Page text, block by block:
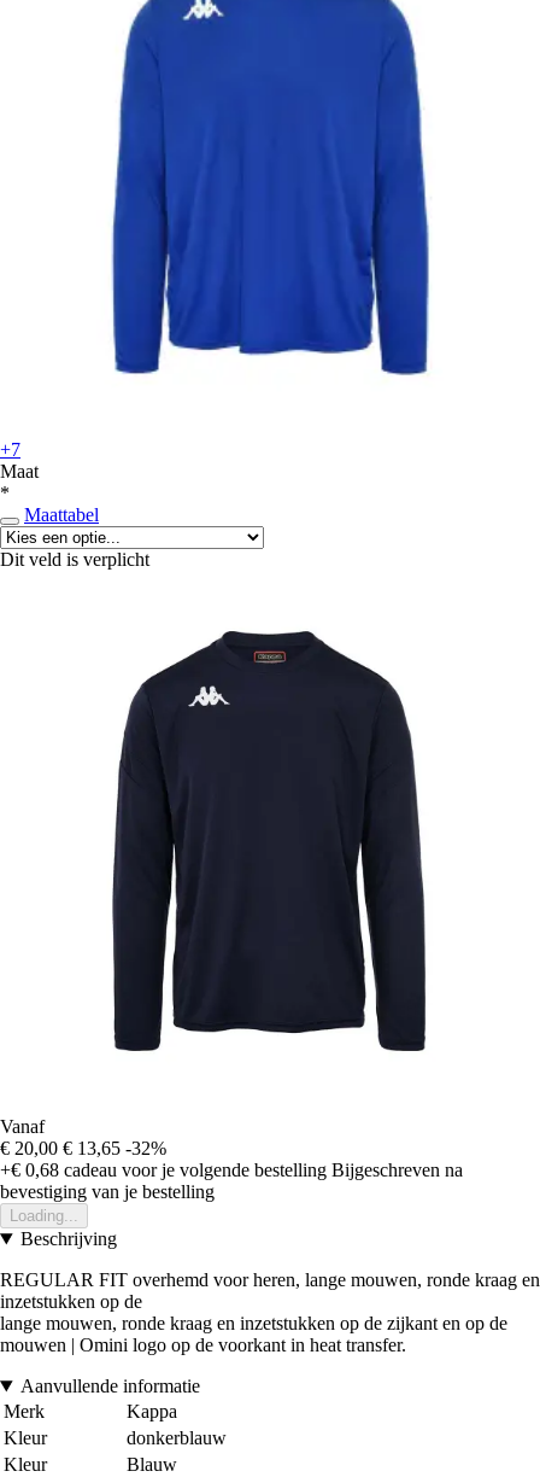
+7
Maat
*
Maattabel
Dit veld is verplicht
Vanaf
€ 20,00 € 13,65 -32%
+€ 0,68 cadeau voor je volgende bestelling Bijgeschreven na
bevestiging van je bestelling
Loading...
Beschrijving
REGULAR FIT overhemd voor heren, lange mouwen, ronde kraag en
inzetstukken op de
lange mouwen, ronde kraag en inzetstukken op de zijkant en op de
mouwen | Omini logo op de voorkant in heat transfer.
Aanvullende informatie
Merk
Kappa
Kleur
donkerblauw
Kleur
Blauw